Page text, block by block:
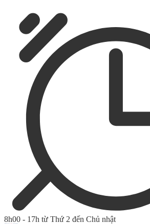
8h00 - 17h từ Thứ 2 đến Chủ nhật